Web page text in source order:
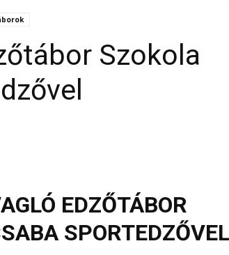
Szokola
EDZŐTÁBOR
SPORTEDZŐVEL